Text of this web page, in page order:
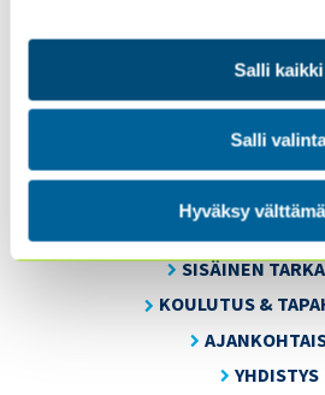
Salli kaikki
Salli
Hyväksy
Sisäiset tarkastajat ry /
Energiakuja 3
SISÄINEN
KOULUTUS &
YHDISTYS